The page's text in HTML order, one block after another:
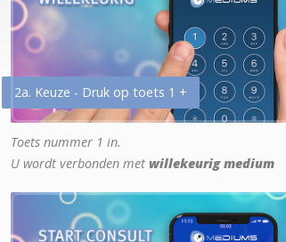
2a. Keuze - Druk op toets 1 +
Toets nummer 1 in.
U wordt verbonden met willekeurig medium